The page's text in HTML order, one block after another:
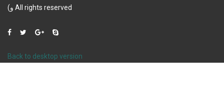
و) All rights reserved
Back to desktop version